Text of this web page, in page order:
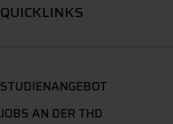
QUICKLINKS
STUDIENANGEBOT
JOBS AN DER THD